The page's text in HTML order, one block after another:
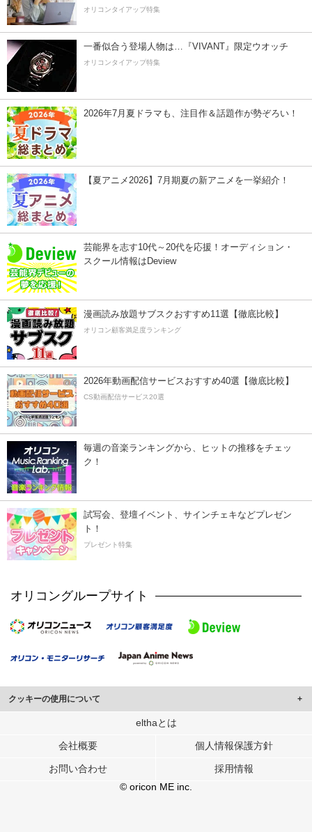
オリコンタイアップ特集
一番似合う登場人物は…『VIVANT』限定ウオッチ
オリコンタイアップ特集
2026年7月夏ドラマも、注目作＆話題作が勢ぞろい！
【夏アニメ2026】7月期夏の新アニメを一挙紹介！
芸能界を志す10代～20代を応援！オーディション・
スクール情報はDeview
漫画読み放題サブスクおすすめ11選【徹底比較】
オリコン顧客満足度ランキング
2026年動画配信サービスおすすめ40選【徹底比較】
CS動画配信サービス20選
毎週の音楽ランキングから、ヒットの推移をチェッ
ク！
試写会、登壇イベント、サインチェキなどプレゼン
ト！
プレゼント特集
オリコングループサイト
クッキーの使用について
このサイトでは Cookie を使用して、ユーザーに合わせたコンテンツや広告の
行っています。
メディアや広告配信、データ解析の各パートナーに提供しています。
各パートナーは、この情報とユーザーが各パートナーに提供した他の情報や、
ユーザーが各パートナーのサービスを使用したときに収集した他の情報を組み
elthaとは
会社概要 個人情報保護方針
お問い合わせ
採用情報
© oricon ME inc.